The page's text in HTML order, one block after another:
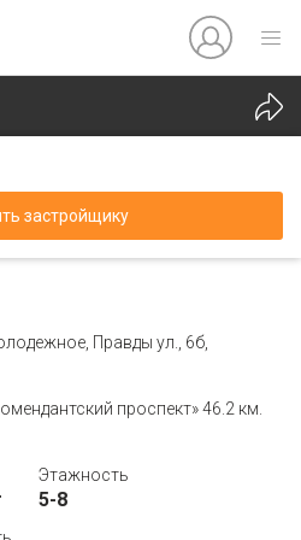
застройщику
Правды ул., 6б,
проспект»46.2 км.
Этажность
5-8